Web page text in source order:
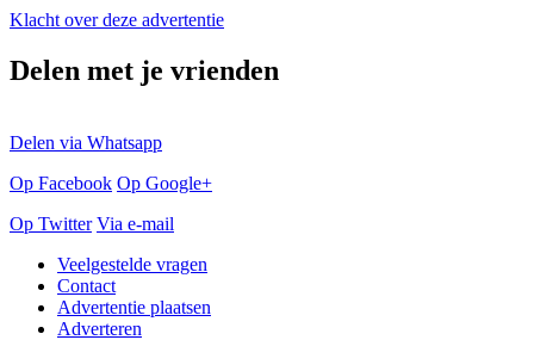
Klacht over deze advertentie
Delen met je vrienden
Delen via Whatsapp
Op Facebook Op Google+
Op Twitter Via e-mail
Veelgestelde vragen
Contact
Advertentie plaatsen
Adverteren